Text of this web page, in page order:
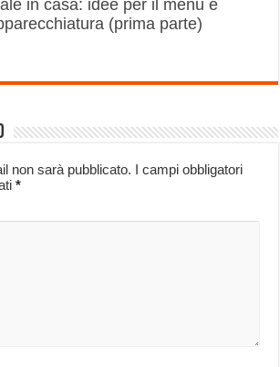
in casa: idee per il menu e
(prima parte)
non sarà pubblicato. I campi obbligatori
*